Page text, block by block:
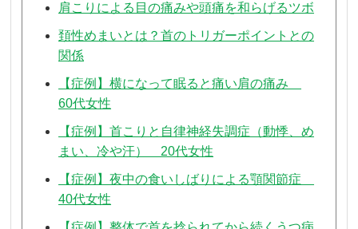
肩こりによる目の痛みや頭痛を和らげるツボ
頚性めまいとは？首のトリガーポイントとの
関係
【症例】横になって眠ると痛い肩の痛み
60代女性
【症例】首こりと自律神経失調症（動悸、め
まい、冷や汗） 20代女性
【症例】夜中の食いしばりによる顎関節症
40代女性